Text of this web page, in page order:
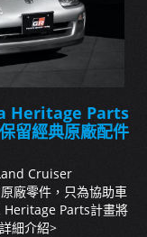
Heritage Parts
留經典原廠配件
Cruiser
廠零件，只為協助車
Heritage Parts計畫將
細介紹>